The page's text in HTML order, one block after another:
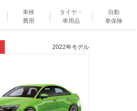
車検
費用
タイヤ・
車用品
自動
車保険
2022年モデル